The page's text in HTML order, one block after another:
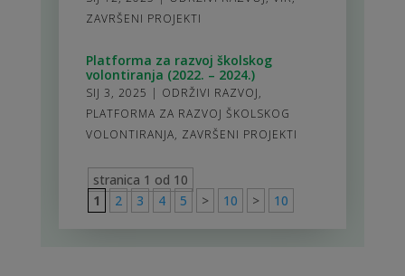
ZAVRŠENI PROJEKTI
Platforma za razvoj školskog
volontiranja (2022. – 2024.)
SIJ 3, 2025 | ODRŽIVI RAZVOJ,
PLATFORMA ZA RAZVOJ ŠKOLSKOG
VOLONTIRANJA, ZAVRŠENI PROJEKTI
stranica 1 od 10
1
2 3 4 5 > 10 > 10